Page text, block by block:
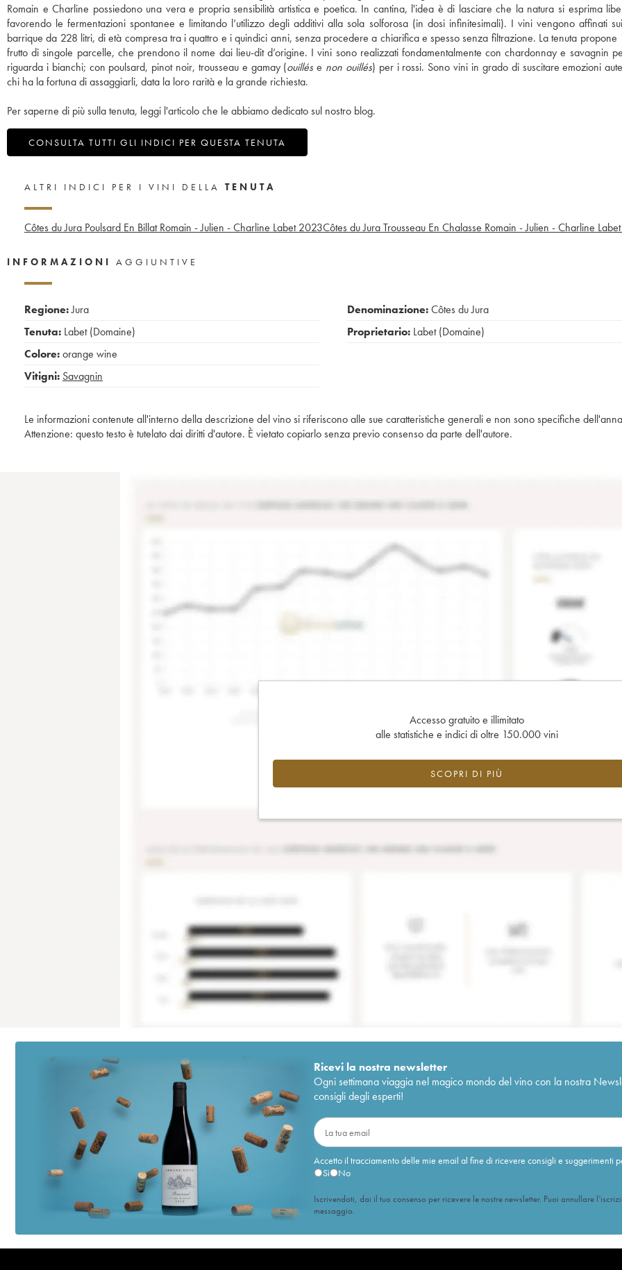
Romain e Charline possiedono una vera e propria sensibilità artistica e poetica. In cantina, l'idea è di lasciare che la natura si esprima
favorendo le fermentazioni spontanee e limitando l’utilizzo degli additivi alla sola solforosa (in dosi infinitesimali). I vini vengono affinati
barrique da 228 litri, di età compresa tra i quattro e i quindici anni, senza procedere a chiarifica e spesso senza filtrazione. La tenuta propone
frutto di singole parcelle, che prendono il nome dai lieu-dit d’origine. I vini sono realizzati fondamentalmente con chardonnay e savagnin
riguarda i bianchi; con poulsard, pinot noir, trousseau e gamay (ouillés e non ouillés) per i rossi. Sono vini in grado di suscitare emozioni
chi ha la fortuna di assaggiarli, data la loro rarità e la grande richiesta.
Per saperne di più sulla tenuta, leggi l'articolo che le abbiamo dedicato sul nostro blog.
CONSULTA TUTTI GLI INDICI PER QUESTA TENUTA
ALTRI INDICI PER I VINI DELLA TENUTA
Côtes du Jura Poulsard En Billat Romain - Julien - Charline Labet 2023Côtes du Jura Trousseau En Chalasse Romain - Julien - Charline Labet
INFORMAZIONI AGGIUNTIVE
Regione:Jura
Tenuta: Labet (Domaine)
Colore:orange wine
Vitigni: Savagnin
Denominazione:Côtes du Jura
Proprietario: Labet (Domaine)
Le informazioni contenute all'interno della descrizione del vino si riferiscono alle sue caratteristiche generali e non sono specifiche
Attenzione: questo testo è tutelato dai diritti d'autore. È vietato copiarlo senza previo consenso da parte dell'autore.
Accesso gratuito e illimitato
alle statistiche e indici di oltre 150.000 vini
SCOPRI DI PIÙ
Ricevi la nostra newsletter
Ogni settimana viaggia nel magico mondo del vino con la nostra
consigli degli esperti!
Accetto il tracciamento delle mie email al fine di ricevere consigli e suggerimenti
Sì
No
Iscrivendoti, dai il tuo consenso per ricevere le nostre newsletter. Puoi annullare
messaggio.